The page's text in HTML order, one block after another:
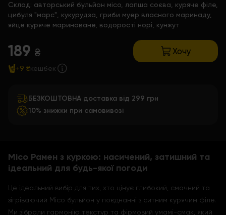
Склад: авторський бульйон місо, лапша соєва, куряче філе,
цибуля "марс", кукурудза, гриби муер власного маринаду,
яйце куряче мариноване, водорості норі, кунжут
189 ₴ Хочу
+9 ₴кешбек
БЕЗКОШТОВНА доставка від 299 грн
10% знижки при самовивозі
Місо Рамен з куркою: насичений, затишний та
ідеальний для будь-якої погоди
Це ідеальний вибір для тих, хто цінує глибокий, смачний та
зігріваючий Місо бульйон у поєднанні з ситним курячим філе.
Ми зібрали гармонію текстур та фірмовий умамі-смак, який